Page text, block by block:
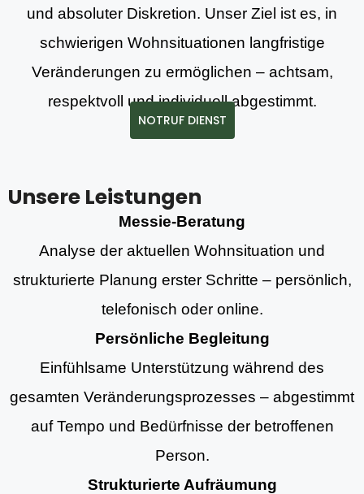
und absoluter Diskretion. Unser Ziel ist es, in
schwierigen Wohnsituationen langfristige
Veränderungen zu ermöglichen – achtsam,
respektvoll und individuell abgestimmt.
NOTRUF DIENST
Unsere Leistungen
Messie-Beratung
Analyse der aktuellen Wohnsituation und
strukturierte Planung erster Schritte – persönlich,
telefonisch oder online.
Persönliche Begleitung
Einfühlsame Unterstützung während des
gesamten Veränderungsprozesses – abgestimmt
auf Tempo und Bedürfnisse der betroffenen
Person.
Strukturierte Aufräumung